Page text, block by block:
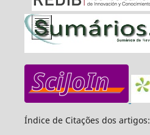
Índice de Citações dos artigos: